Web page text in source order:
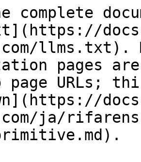
complete
llms.txt).
pages
page URLs;
ja/